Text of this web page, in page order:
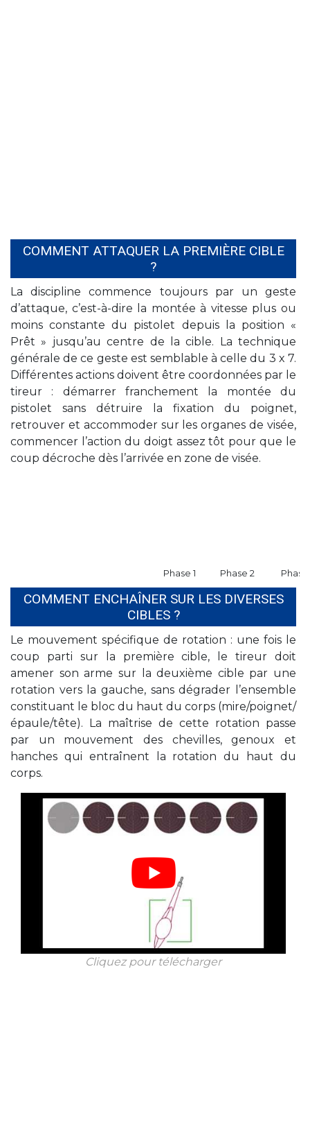
COMMENT ATTAQUER LA PREMIÈRE CIBLE
?
La discipline commence toujours par un geste
d’attaque, c’est-à-dire la montée à vitesse plus ou
moins constante du pistolet depuis la position «
Prêt » jusqu’au centre de la cible. La technique
générale de ce geste est semblable à celle du 3 x 7.
Différentes actions doivent être coordonnées par le
tireur : démarrer franchement la montée du
pistolet sans détruire la fixation du poignet,
retrouver et accommoder sur les organes de visée,
commencer l’action du doigt assez tôt pour que le
coup décroche dès l’arrivée en zone de visée.
Phase 1 Phase 2 Phase
COMMENT ENCHAÎNER SUR LES DIVERSES
CIBLES ?
Le mouvement spécifique de rotation : une fois le
coup parti sur la première cible, le tireur doit
amener son arme sur la deuxième cible par une
rotation vers la gauche, sans dégrader l’ensemble
constituant le bloc du haut du corps (mire/poignet/
épaule/tête). La maîtrise de cette rotation passe
par un mouvement des chevilles, genoux et
hanches qui entraînent la rotation du haut du
corps.
Cliquez pour télécharger